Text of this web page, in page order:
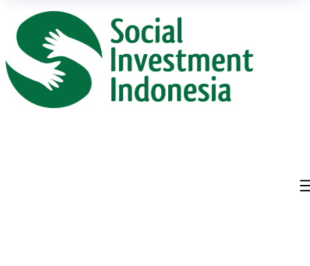
← Seluruh Berita
SIRD Goes to Campus series Kedua:
Singgah ke Universitas Brawijaya,
Malang